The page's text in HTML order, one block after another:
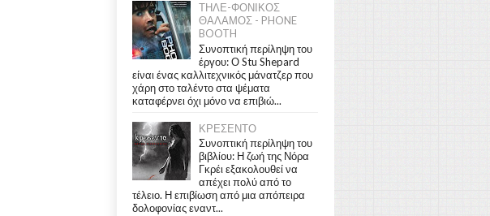
ΤΗΛΕ-ΦΟΝΙΚΟΣ
ΘΑΛΑΜΟΣ - PHONE
BOOTH
Συνοπτική περίληψη του
έργου: Ο Stu Shepard
είναι ένας καλλιτεχνικός μάνατζερ που
χάρη στο ταλέντο στα ψέματα
καταφέρνει όχι μόνο να επιβιώ...
ΚΡΕΣΕΝΤΟ
Συνοπτική περίληψη του
βιβλίου: Η ζωή της Νόρα
Γκρέι εξακολουθεί να
απέχει πολύ από το
τέλειο. Η επιβίωση από μια απόπειρα
δολοφονίας εναντ...